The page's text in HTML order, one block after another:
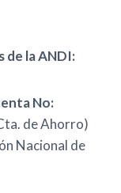
de la ANDI:
No:
de Ahorro)
Nacional de